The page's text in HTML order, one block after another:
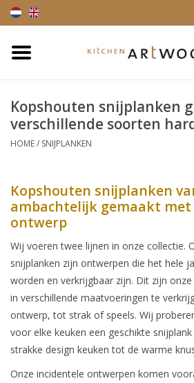
Snijplanken
Kaasplankjes
Magnetische houten
messenhouders
Kopshouten snijplanken
verschillende soorten
HOME/ SNIJPLANKEN
Kopshouten snijplanken
ambachtelijk gemaakt
ontwerp
Wij voeren twee lijnen in onze collectie.
snijplanken zijn ontwerpen die het hele
worden en verkrijgbaar zijn. Dit zijn
in verschillende maatvoeringen te
ontwerp, tot strak of speels. Wij
voor elke keuken een geschikte
strakke design keuken tot de warme
Onze incidentele ontwerpen komen